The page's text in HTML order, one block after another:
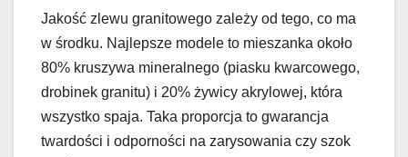
Jakość zlewu granitowego zależy od tego, co ma
w środku. Najlepsze modele to mieszanka około
80% kruszywa mineralnego (piasku kwarcowego,
drobinek granitu) i 20% żywicy akrylowej, która
wszystko spaja. Taka proporcja to gwarancja
twardości i odporności na zarysowania czy szok